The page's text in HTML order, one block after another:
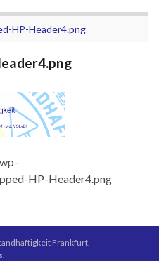
HP-Header4.png
HP-Header4.png
Frankfurt.